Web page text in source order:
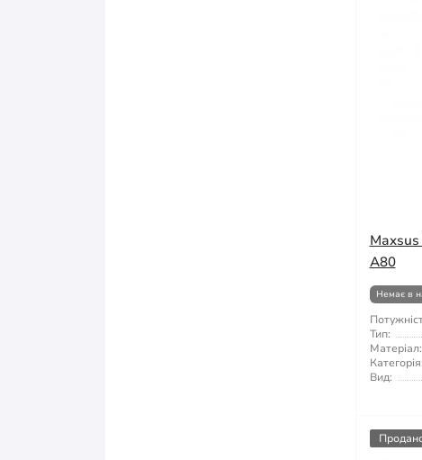
A80
Немає в
Тип:
Матеріал:
Категорія:
Вид: